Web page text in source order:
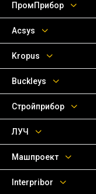
ПромПрибор
Acsys
Kropus
Buckleys
Стройприбор
ЛУЧ
Машпроект
Interpribor